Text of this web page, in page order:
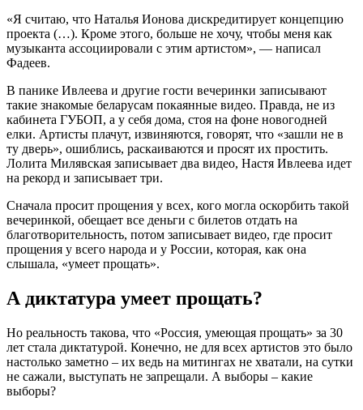
«Я считаю, что Наталья Ионова дискредитирует концепцию
проекта (…). Кроме этого, больше не хочу, чтобы меня как
музыканта ассоциировали с этим артистом», — написал
Фадеев.
В панике Ивлеева и другие гости вечеринки записывают
такие знакомые беларусам покаянные видео. Правда, не из
кабинета ГУБОП, а у себя дома, стоя на фоне новогодней
елки. Артисты плачут, извиняются, говорят, что «зашли не в
ту дверь», ошиблись, раскаиваются и просят их простить.
Лолита Милявская записывает два видео, Настя Ивлеева идет
на рекорд и записывает три.
Сначала просит прощения у всех, кого могла оскорбить такой
вечеринкой, обещает все деньги с билетов отдать на
благотворительность, потом записывает видео, где просит
прощения у всего народа и у России, которая, как она
слышала, «умеет прощать».
А диктатура умеет прощать?
Но реальность такова, что «Россия, умеющая прощать» за 30
лет стала диктатурой. Конечно, не для всех артистов это было
настолько заметно – их ведь на митингах не хватали, на сутки
не сажали, выступать не запрещали. А выборы – какие
выборы?